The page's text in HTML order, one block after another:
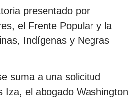
presentado por
el Frente Popular y la
Indígenas y Negras
suma a una solicitud
Iza, el abogado Washington